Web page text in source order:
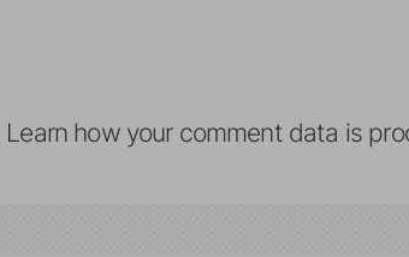
Learn how your comment data is